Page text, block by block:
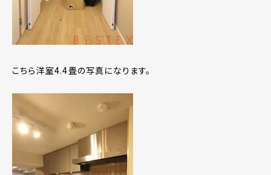
こちら洋室4.4畳の写真になります。